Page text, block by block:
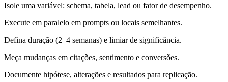
Isole uma variável: schema, tabela, lead ou fator de desempenho.
Execute em paralelo em prompts ou locais semelhantes.
Defina duração (2–4 semanas) e limiar de significância.
Meça mudanças em citações, sentimento e conversões.
Documente hipótese, alterações e resultados para replicação.